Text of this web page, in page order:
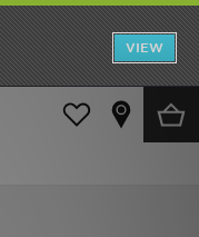
VIEW